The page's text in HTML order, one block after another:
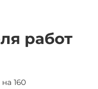
работ
160